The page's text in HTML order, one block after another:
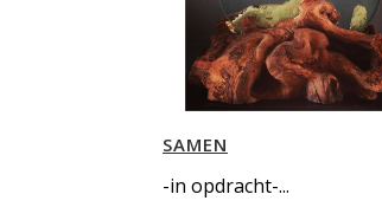
SAMEN
-in opdracht-...